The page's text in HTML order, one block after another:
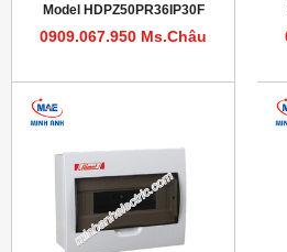
Model HDPZ50PR36IP30F
0909.067.950 Ms.Châu